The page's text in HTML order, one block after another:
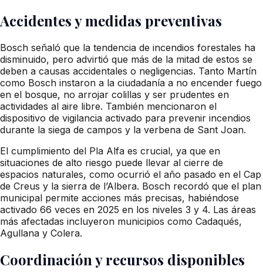
Accidentes y medidas preventivas
Bosch señaló que la tendencia de incendios forestales ha
disminuido, pero advirtió que más de la mitad de estos se
deben a causas accidentales o negligencias. Tanto Martín
como Bosch instaron a la ciudadanía a no encender fuego
en el bosque, no arrojar colillas y ser prudentes en
actividades al aire libre. También mencionaron el
dispositivo de vigilancia activado para prevenir incendios
durante la siega de campos y la verbena de Sant Joan.
El cumplimiento del Pla Alfa es crucial, ya que en
situaciones de alto riesgo puede llevar al cierre de
espacios naturales, como ocurrió el año pasado en el Cap
de Creus y la sierra de l’Albera. Bosch recordó que el plan
municipal permite acciones más precisas, habiéndose
activado 66 veces en 2025 en los niveles 3 y 4. Las áreas
más afectadas incluyeron municipios como Cadaqués,
Agullana y Colera.
Coordinación y recursos disponibles